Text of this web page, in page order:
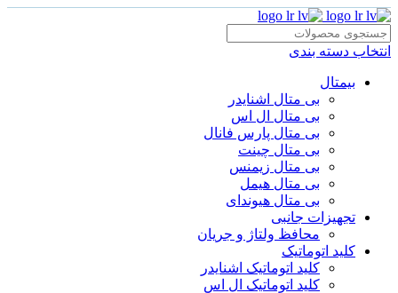
انتخاب دسته بندی
بیمتال
بی متال اشنایدر
بی متال ال اس
بی متال پارس فانال
بی متال چینت
بی متال زیمنس
بی متال هیمل
بی متال هیوندای
تجهیزات جانبی
محافظ ولتاژ و‌ جریان
کلید اتوماتیک
کلید اتوماتیک اشنایدر
کلید اتوماتیک ال اس